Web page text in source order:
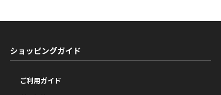
ショッピングガイド
ご利用ガイド